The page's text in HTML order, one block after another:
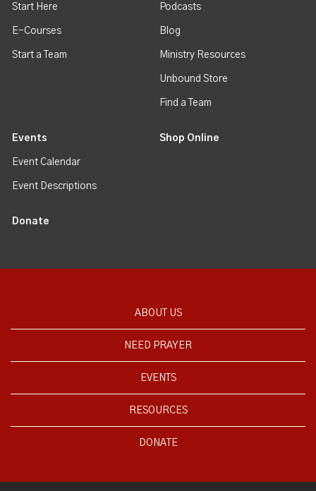
Start Here
E-Courses
Start a Team
Podcasts
Blog
Ministry Resources
Unbound Store
Find a Team
Events
Event Calendar
Event Descriptions
Shop Online
Donate
ABOUT US
NEED PRAYER
EVENTS
RESOURCES
DONATE